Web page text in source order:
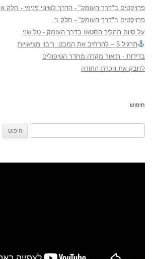
פרויקטים ב"דרך העומק" - הדרך לשינוי פנימי - חלק א
פרויקטים ב"דרך העומק" - חלק ב
על סיום תהליך הסטאז בדרך העומק - טל שני
תרגיל 5 – להרחיב את המבט: ריבוי מציאויות
בדידות - תיאור מקרה מחדר הטיפולים
לחבק את הכרת התודה
חיפוש